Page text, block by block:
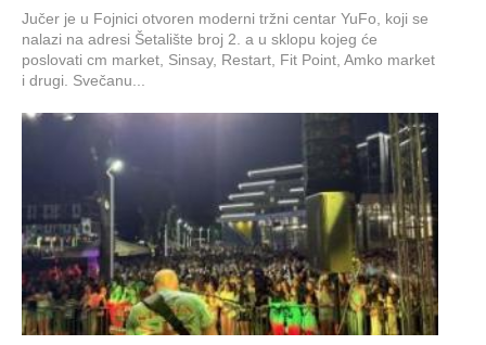
Jučer je u Fojnici otvoren moderni tržni centar YuFo, koji se
nalazi na adresi Šetalište broj 2. a u sklopu kojeg će
poslovati cm market, Sinsay, Restart, Fit Point, Amko market
i drugi. Svečanu...